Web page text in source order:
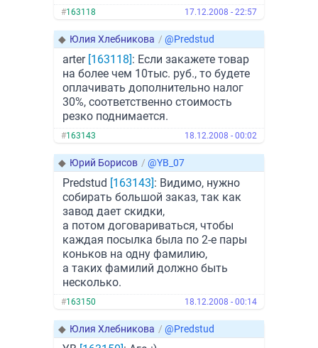
#163118 17.12.2008 - 22:57
◆ Юлия Хлебникова / @Predstud
arter [163118]: Если закажете товар
на более чем 10тыс. руб., то будете
оплачивать дополнительно налог
30%, соответственно стоимость
резко поднимается.
#163143 18.12.2008 - 00:02
◆ Юрий Борисов / @YB_07
Predstud [163143]: Видимо, нужно
собирать большой заказ, так как
завод дает скидки,
а потом договариваться, чтобы
каждая посылка была по 2-е пары
коньков на одну фамилию,
а таких фамилий должно быть
несколько.
#163150 18.12.2008 - 00:14
◆ Юлия Хлебникова / @Predstud